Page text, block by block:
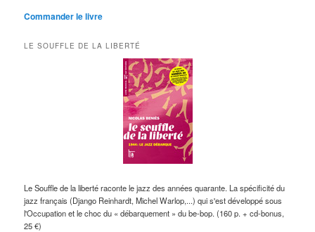
Commander le livre
LE SOUFFLE DE LA LIBERTÉ
Le Souffle de la liberté raconte le jazz des années quarante. La spécificité du
jazz français (Django Reinhardt, Michel Warlop,...) qui s'est développé sous
l'Occupation et le choc du « débarquement » du be-bop. (160 p. + cd-bonus,
25 €)